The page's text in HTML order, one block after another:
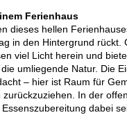
Ferienhaus
dieses hellen
in den Hintergrund rückt.
viel Licht herein und
umliegende Natur. Die
– hier ist Raum für
zurückzuziehen. In der
dabei